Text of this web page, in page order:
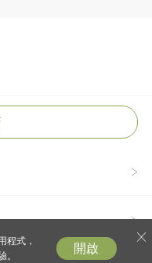
程式，
開啟